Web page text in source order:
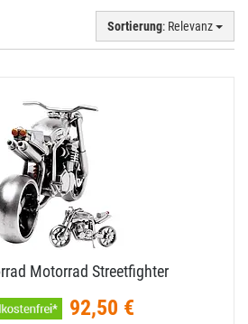
Sortierung: Relevanz
Motorrad Streetfighter
92,50 €